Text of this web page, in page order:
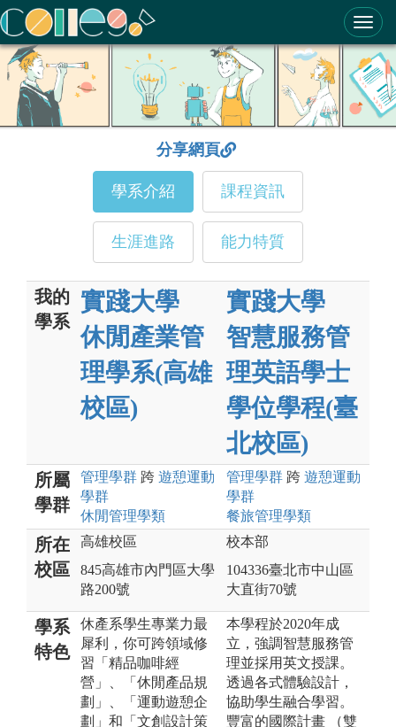
ColleGo! 大學選才與高中育才輔助系統
分享網頁
學系介紹 課程資訊
生涯進路 能力特質
我的
學系
實踐大學
休閒產業管
理學系(高雄
校區)
實踐大學
智慧服務管
理英語學士
學位學程(臺
北校區)
所屬
學群
管理學群 跨 遊憩運動
學群
休閒管理學類
管理學群 跨 遊憩運動
學群
餐旅管理學類
所在
校區
高雄校區
845高雄市內門區大學
路200號
校本部
104336臺北市中山區
大直街70號
學系
特色
休產系學生專業力最
犀利，你可跨領域修
習「精品咖啡經
營」、「休閒產品規
劃」、「運動遊憩企
劃」和「文創設計策
本學程於2020年成
立，強調智慧服務管
理並採用英文授課。
透過各式體驗設計，
協助學生融合學習。
豐富的國際計畫 （雙